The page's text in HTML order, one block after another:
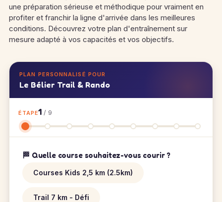
une préparation sérieuse et méthodique pour vraiment en
profiter et franchir la ligne d'arrivée dans les meilleures
conditions. Découvrez votre plan d'entraînement sur
mesure adapté à vos capacités et vos objectifs.
PLAN PERSONNALISÉ POUR
Le Bélier Trail & Rando
ÉTAPE1 / 9
🏁 Quelle course souhaitez-vous courir ?
Courses Kids 2,5 km (2.5km)
Trail 7 km - Défi